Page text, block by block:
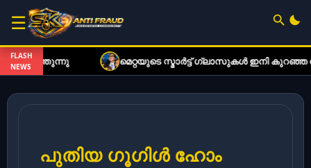
☰
FLASH
NEWS
മെറ്റയുടെ സ്മാർട്ട് ഗ്ലാസുകൾ ഇനി കുറഞ്ഞ നിരക്കിൽ;
പുതിയ ഗൂഗിൾ ഹോം